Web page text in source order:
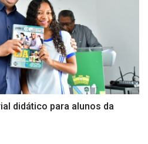
didático para alunos da